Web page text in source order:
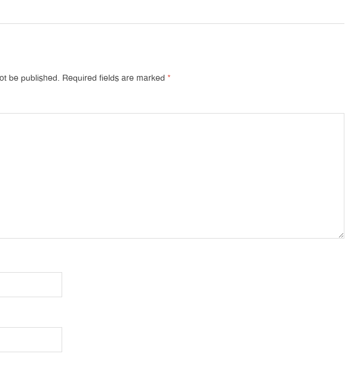
be published. Required fields are marked *